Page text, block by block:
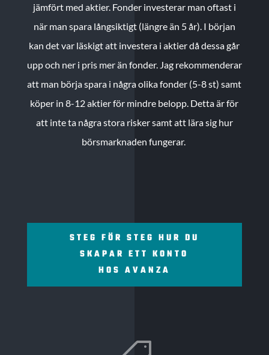
jämfört med aktier. Fonder investerar man oftast i
när man spara långsiktigt (längre än 5 år). I början
kan det var läskigt att investera i aktier då dessa går
upp och ner i pris mer än fonder. Jag rekommenderar
att man börja spara i några olika fonder (5-8 st) samt
köper in 8-12 aktier för mindre belopp. Detta är för
att inte ta några stora risker samt att lära sig hur
börsmarknaden fungerar.
STEG FÖR STEG HUR DU
SKAPAR ETT KONTO
HOS AVANZA